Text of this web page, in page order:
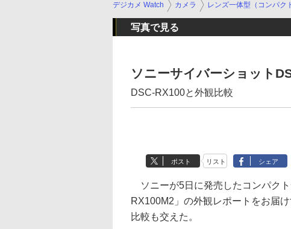
デジカメ Watch カメラ レンズ一体型（コンパク
写真で見る
ソニーサイバーショット
DSC-RX100と外観比較
ポスト リスト シェア
ソニーが5日に発売したコンパク
RX100M2」の外観レポートをお届
比較も交えた。